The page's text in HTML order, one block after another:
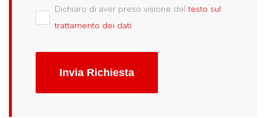
Dichiaro di aver preso visione deltesto sul
trattamento dei dati.
Invia Richiesta